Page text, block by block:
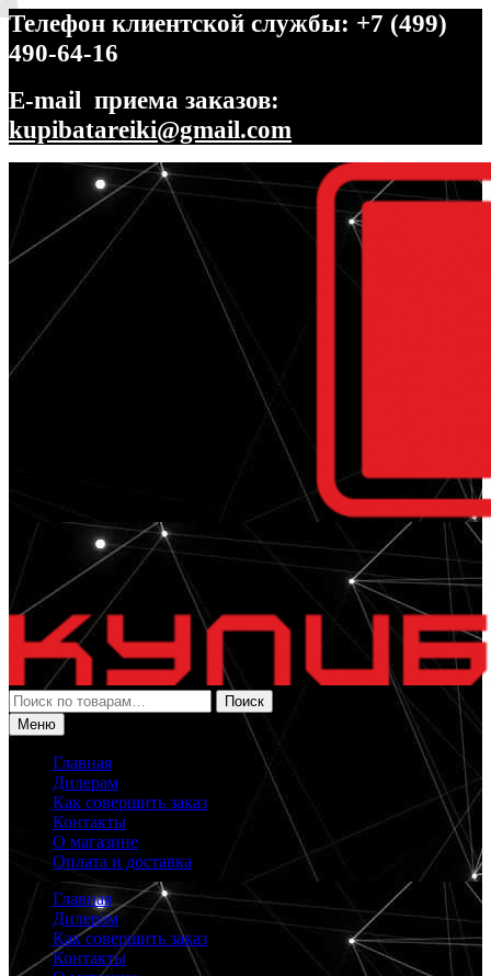
Телефон клиентской службы: +7 (499)
490-64-16
E-mail приема заказов:
kupibatareiki@gmail.com
Перейти
навигации
Перейти
содержимому
Искать:
Поиск
Меню
Главная
Дилерам
Как совершить заказ
Контакты
О магазине
Оплата и доставка
Главная
Дилерам
Как совершить заказ
Контакты